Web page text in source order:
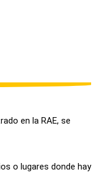
en la RAE, se
o lugares donde hay